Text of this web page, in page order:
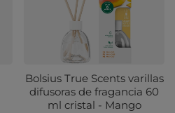
Bolsius True Scents varillas
difusoras de fragancia 60
ml cristal - Mango